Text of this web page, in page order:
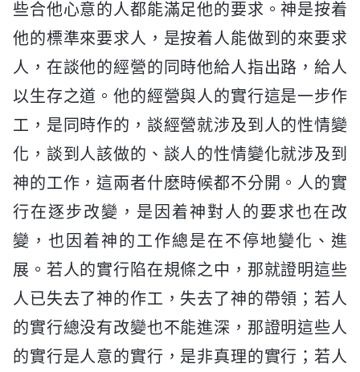
些合他心意的人都能滿足他的要求。神是按着
他的標準來要求人，是按着人能做到的來要求
人，在談他的經營的同時他給人指出路，給人
以生存之道。他的經營與人的實行這是一步作
工，是同時作的，談經營就涉及到人的性情變
化，談到人該做的、談人的性情變化就涉及到
神的工作，這兩者什麽時候都不分開。人的實
行在逐步改變，是因着神對人的要求也在改
變，也因着神的工作總是在不停地變化、進
展。若人的實行陷在規條之中，那就證明這些
人已失去了神的作工，失去了神的帶領；若人
的實行總没有改變也不能進深，那證明這些人
的實行是人意的實行，是非真理的實行；若人